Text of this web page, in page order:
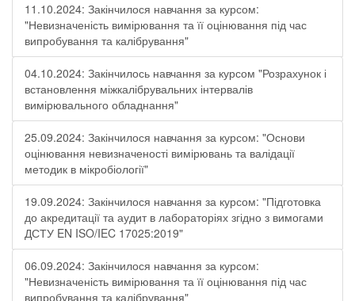
11.10.2024: Закінчилося навчання за курсом:
"Невизначеність вимірювання та її оцінювання під час
випробування та калібрування"
04.10.2024: Закінчилось навчання за курсом "Розрахунок і
встановлення міжкалібрувальних інтервалів
вимірювального обладнання"
25.09.2024: Закінчилося навчання за курсом: "Основи
оцінювання невизначеності вимірювань та валідації
методик в мікробіології"
19.09.2024: Закінчилося навчання за курсом: "Підготовка
до акредитації та аудит в лабораторіях згідно з вимогами
ДСТУ EN ISO/IEC 17025:2019"
06.09.2024: Закінчилося навчання за курсом:
"Невизначеність вимірювання та її оцінювання під час
випробування та калібрування"